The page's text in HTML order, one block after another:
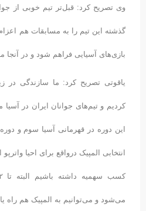
گذشته این تیم را به مسابقات هم اعزام
بازی‌های آسیایی فراهم شود و در آنجا
یاقوتی تصریح کرد: ما سازندگی در
کردیم و تیم‌های جوانان ایران در آسیا
این دوره در قهرمانی آسیا سوم و
انتخابی المپیک درواقع برای احیا
می‌شود و می‌توانیم به المپیک هم راه